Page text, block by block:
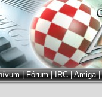
|Fórum|IRC|Amiga|